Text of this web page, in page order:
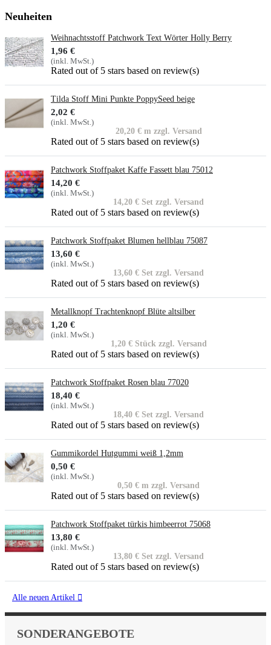
Neuheiten
Weihnachtsstoff Patchwork Text Wörter Holly Berry
1,96 €
(inkl. MwSt.)
Rated out of 5 stars based on review(s)
Tilda Stoff Mini Punkte PoppySeed beige
2,02 €
(inkl. MwSt.)
20,20 € m zzgl. Versand
Rated out of 5 stars based on review(s)
Patchwork Stoffpaket Kaffe Fassett blau 75012
14,20 €
(inkl. MwSt.)
14,20 € Set zzgl. Versand
Rated out of 5 stars based on review(s)
Patchwork Stoffpaket Blumen hellblau 75087
13,60 €
(inkl. MwSt.)
13,60 € Set zzgl. Versand
Rated out of 5 stars based on review(s)
Metallknopf Trachtenknopf Blüte altsilber
1,20 €
(inkl. MwSt.)
1,20 € Stück zzgl. Versand
Rated out of 5 stars based on review(s)
Patchwork Stoffpaket Rosen blau 77020
18,40 €
(inkl. MwSt.)
18,40 € Set zzgl. Versand
Rated out of 5 stars based on review(s)
Gummikordel Hutgummi weiß 1,2mm
0,50 €
(inkl. MwSt.)
0,50 € m zzgl. Versand
Rated out of 5 stars based on review(s)
Patchwork Stoffpaket türkis himbeerrot 75068
13,80 €
(inkl. MwSt.)
13,80 € Set zzgl. Versand
Rated out of 5 stars based on review(s)
Alle neuen Artikel 
SONDERANGEBOTE